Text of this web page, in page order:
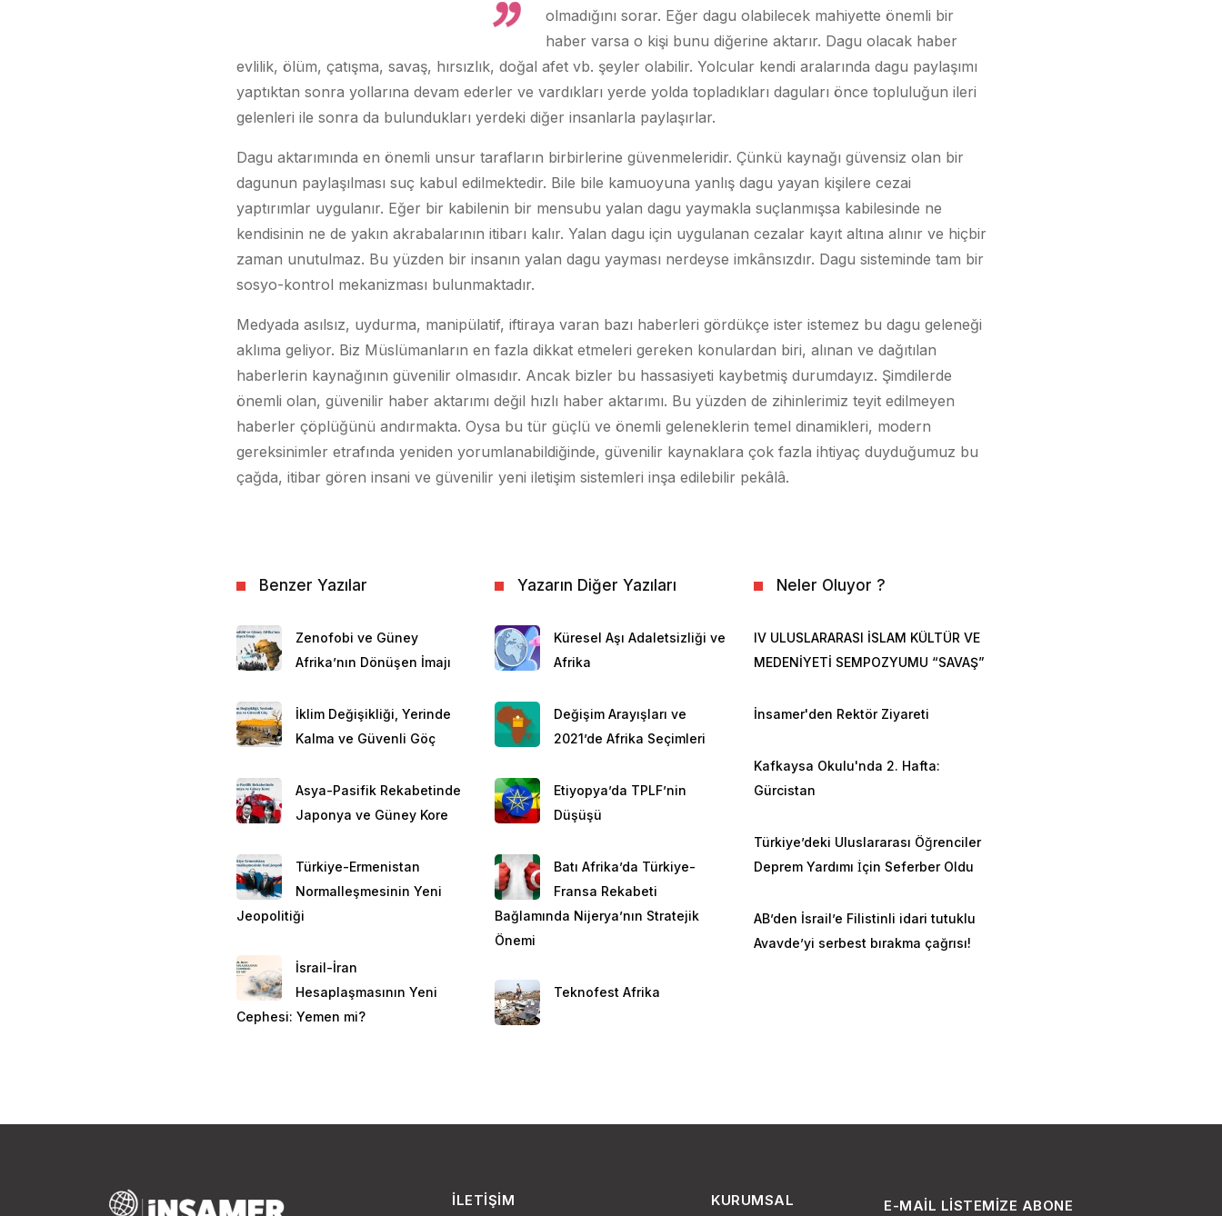
olmadığını sorar. Eğer dagu olabilecek mahiyette önemli bir
haber varsa o kişi bunu diğerine aktarır. Dagu olacak haber
evlilik, ölüm, çatışma, savaş, hırsızlık, doğal afet vb. şeyler olabilir. Yolcular kendi aralarında dagu paylaşımı
yaptıktan sonra yollarına devam ederler ve vardıkları yerde yolda topladıkları daguları önce topluluğun ileri
gelenleri ile sonra da bulundukları yerdeki diğer insanlarla paylaşırlar.
Dagu aktarımında en önemli unsur tarafların birbirlerine güvenmeleridir. Çünkü kaynağı güvensiz olan bir
dagunun paylaşılması suç kabul edilmektedir. Bile bile kamuoyuna yanlış dagu yayan kişilere cezai
yaptırımlar uygulanır. Eğer bir kabilenin bir mensubu yalan dagu yaymakla suçlanmışsa kabilesinde ne
kendisinin ne de yakın akrabalarının itibarı kalır. Yalan dagu için uygulanan cezalar kayıt altına alınır ve hiçbir
zaman unutulmaz. Bu yüzden bir insanın yalan dagu yayması nerdeyse imkânsızdır. Dagu sisteminde tam bir
sosyo-kontrol mekanizması bulunmaktadır.
Medyada asılsız, uydurma, manipülatif, iftiraya varan bazı haberleri gördükçe ister istemez bu dagu geleneği
aklıma geliyor. Biz Müslümanların en fazla dikkat etmeleri gereken konulardan biri, alınan ve dağıtılan
haberlerin kaynağının güvenilir olmasıdır. Ancak bizler bu hassasiyeti kaybetmiş durumdayız. Şimdilerde
önemli olan, güvenilir haber aktarımı değil hızlı haber aktarımı. Bu yüzden de zihinlerimiz teyit edilmeyen
haberler çöplüğünü andırmakta. Oysa bu tür güçlü ve önemli geleneklerin temel dinamikleri, modern
gereksinimler etrafında yeniden yorumlanabildiğinde, güvenilir kaynaklara çok fazla ihtiyaç duyduğumuz bu
çağda, itibar gören insani ve güvenilir yeni iletişim sistemleri inşa edilebilir pekâlâ.
Benzer Yazılar
Zenofobi ve Güney
Afrika’nın Dönüşen İmajı
İklim Değişikliği, Yerinde
Kalma ve Güvenli Göç
Asya-Pasifik Rekabetinde
Japonya ve Güney Kore
Türkiye-Ermenistan
Normalleşmesinin Yeni
Jeopolitiği
İsrail-İran
Hesaplaşmasının Yeni
Cephesi: Yemen mi?
Yazarın Diğer Yazıları
Küresel Aşı Adaletsizliği ve
Afrika
Değişim Arayışları ve
2021’de Afrika Seçimleri
Etiyopya’da TPLF’nin
Düşüşü
Batı Afrika’da Türkiye-
Fransa Rekabeti
Bağlamında Nijerya’nın Stratejik
Önemi
Teknofest Afrika
Neler Oluyor ?
IV ULUSLARARASI İSLAM KÜLTÜR VE
MEDENİYETİ SEMPOZYUMU “SAVAŞ”
İnsamer'den Rektör Ziyareti
Kafkaysa Okulu'nda 2. Hafta:
Gürcistan
Türkiye’deki Uluslararası Öğrenciler
Deprem Yardımı İçin Seferber Oldu
AB’den İsrail’e Filistinli idari tutuklu
Avavde’yi serbest bırakma çağrısı!
İLETIŞIM KURUMSAL E-MAIL LISTEMIZE ABONE